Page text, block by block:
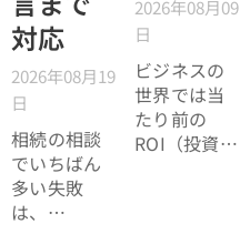
対応
2026年08月19
日
相続の相談
でいちばん
多い失敗
は、
2026年08月09
日
ビジネスの
世界では当
たり前の
ROI（投資対